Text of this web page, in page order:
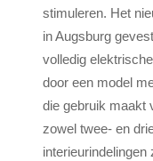
stimuleren. Het
in Augsburg
volledig
door een model
die gebruik maakt
zowel twee- en
interieurindelingen